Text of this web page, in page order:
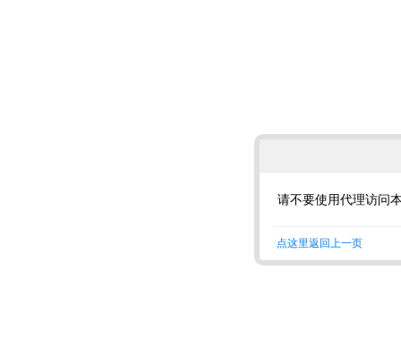
请不要使用代理访问
点这里返回上一页